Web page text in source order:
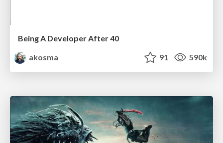
Being A Developer After 40
akosma
91 590k